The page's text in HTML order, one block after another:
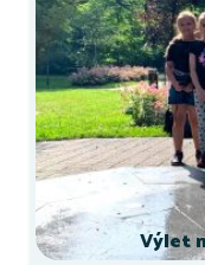
Výlet